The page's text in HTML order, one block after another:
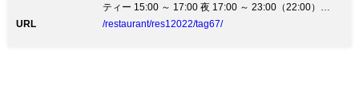
ティー 15:00 ～ 17:00 夜 17:00 ～ 23:00（22:00）
【日・祝】 朝 6:30 ～ 10:00（9:30） 昼 11:00 ～
URL /restaurant/res12022/tag67/